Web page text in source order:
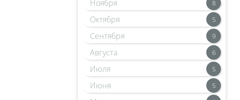
Ноября 8
Октября 5
Сентября 9
Августа 6
Июля 5
Июня 5